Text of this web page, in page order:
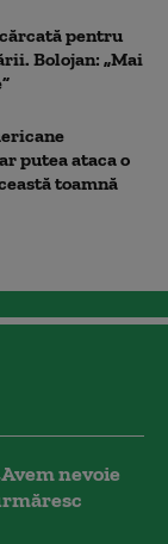
pentru
Bolojan: „Mai
putea ataca o
toamnă
nevoie